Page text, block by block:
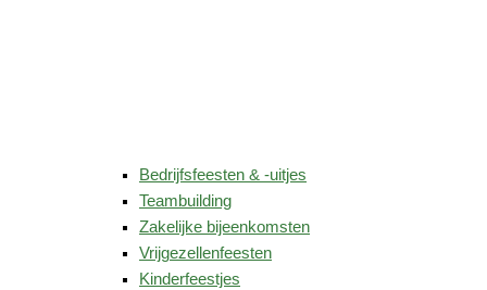
Bedrijfsfeesten & -uitjes
Teambuilding
Zakelijke bijeenkomsten
Vrijgezellenfeesten
Kinderfeestjes